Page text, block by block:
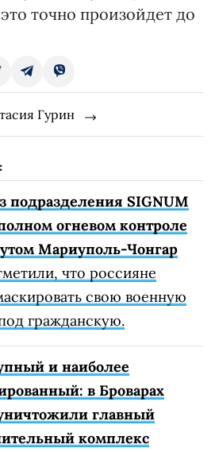
точно произойдет до
Гурин
подразделения SIGNUM
огневом контроле
Мариуполь-Чонгар
что россияне
свою военную
гражданскую.
и наиболее
в Броварах
главный
комплекс